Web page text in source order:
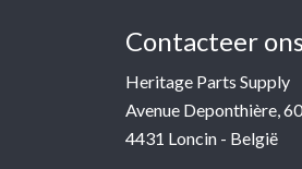
Contacteer
Heritage Parts Supply
Avenue Deponthière, 60
4431 Loncin - België